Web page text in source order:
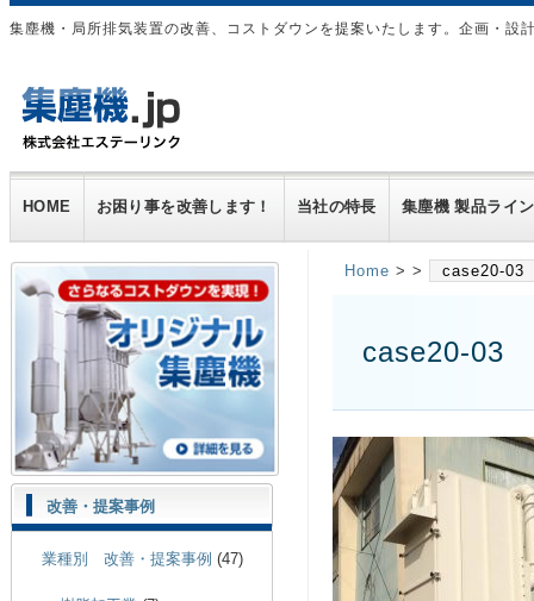
集塵機・局所排気装置の改善、コストダウンを提案いたします。企画・設
HOME お困り事を改善します！ 当社の特長 集塵機 製品ライ
Home > > case20-03
case20-03
改善・提案事例
業種別 改善・提案事例 (47)